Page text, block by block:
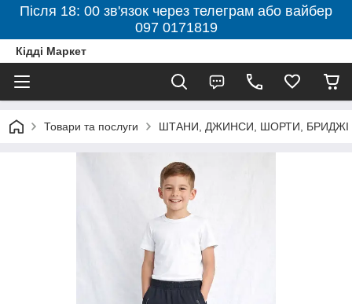
Після 18: 00 зв'язок через телеграм або вайбер
097 0171819
Кідді Маркет
Товари та послуги ШТАНИ, ДЖИНСИ, ШОРТИ, БРИДЖІ